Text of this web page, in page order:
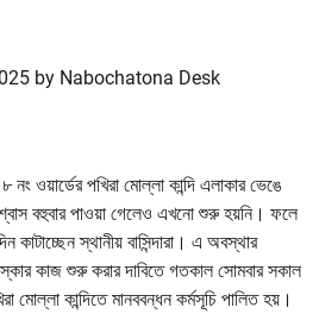
by Nabochatona Desk
নং ওয়ার্ডের পখিরা মোল্লা কান্দি এলাকার ভেঙে
বহুবার পাওয়া গেলেও এখনো শুরু হয়নি। ফলে
স্থানীয় বাসিন্দারা। এ অবস্থার
কাজ শুরু করার দাবিতে গতকাল সোমবার সকাল
মোল্লা কান্দিতে মানববন্ধন কর্মসূচি পালিত হয়।